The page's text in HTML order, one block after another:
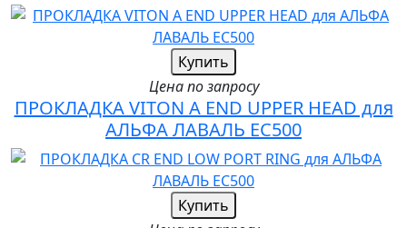
Купить
Цена по запросу
ПРОКЛАДКА VITON A END UPPER HEAD для
АЛЬФА ЛАВАЛЬ EC500
Купить